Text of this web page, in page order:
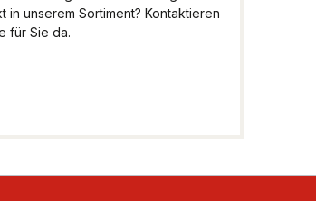
in unserem Sortiment? Kontaktieren
für Sie da.